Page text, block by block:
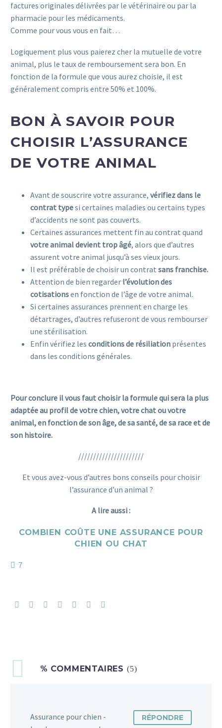
factures originales délivrées par le vétérinaire ou par la
pharmacie pour les médicaments.
Comme pour vous vous en fait…
Logiquement plus vous paierez cher la mutuelle de votre
animal, plus le taux de remboursement sera bon. En
fonction de la formule que vous aurez choisie, il est
généralement compris entre 50% et 100%.
BON À SAVOIR POUR
CHOISIR L’ASSURANCE
DE VOTRE ANIMAL
Avant de souscrire votre assurance, vérifiez dans le
contrat typesi certaines maladies ou certains types
d’accidents ne sont pas couverts.
Certaines assurances mettent fin au contrat quand
votre animal devient trop âgé, alors que d’autres
assurent votre animal jusqu’à ses vieux jours.
Il est préférable de choisir un contrat sans franchise.
Attention de bien regarder l’évolution des
cotisationsen fonction de l’âge de votre animal.
Si certaines assurances prennent en charge les
détartrages, d’autres refuseront de vous rembourser
une stérilisation.
Enfin vérifiez les conditions de résiliation présentes
dans les conditions générales.
Pour conclure il vous faut choisir la formule qui sera la plus
adaptée au profil de votre chien, votre chat ou votre
animal, en fonction de son âge, de sa santé, de sa race et de
son histoire.
//////////////////////
Et vous avez-vous d’autres bons conseils pour choisir
l’assurance d’un animal ?
A lire aussi :
COMBIEN COÛTE UNE ASSURANCE POUR
CHIEN OU CHAT
7
% COMMENTAIRES (5)
Assurance pour chien -
RÉPONDRE